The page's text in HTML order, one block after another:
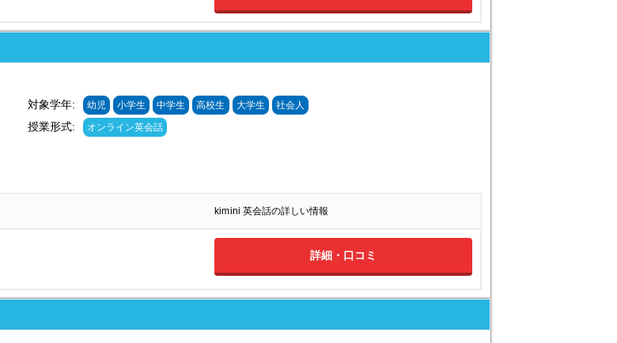
対象学年: 幼児 小学生 中学生 高校生 大学生 社会人
授業形式: オンライン英会話
kimini 英会話の詳しい情報
詳細・口コミ